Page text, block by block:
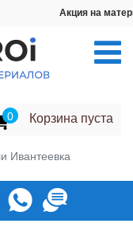
на материалы: Щебень
0 Корзина пуста
Ивантеевка